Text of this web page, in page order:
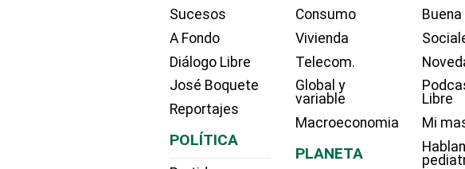
Sucesos
A Fondo
Diálogo Libre
José Boquete
Reportajes
POLÍTICA
Consumo
Vivienda
Telecom.
Global y
variable
Macroeconomia
PLANETA
Buena
Libre
Mi